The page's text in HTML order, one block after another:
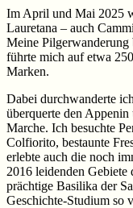
Im April und Mai 2025
Lauretana – auch
Meine Pilgerwanderung
führte mich auf etwa
Marken.
Dabei durchwanderte
überquerte den
Marche. Ich besuchte
Colfiorito, bestaunte
erlebte auch die noch
2016 leidenden
prächtige Basilika der
Geschichte-Studium so